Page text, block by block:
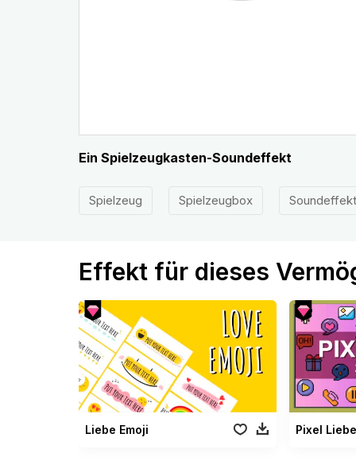
Ein Spielzeugkasten-Soundeffekt
Spielzeug Spielzeugbox
Effekt für dieses
Liebe Emoji Pixel Liebe